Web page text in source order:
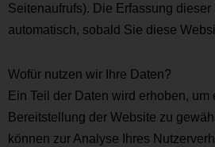
Seitenaufrufs). Die Erfassung dieser
automatisch, sobald Sie diese
Wofür nutzen wir Ihre Daten?
Ein Teil der Daten wird erhoben, um
Bereitstellung der Website zu
können zur Analyse Ihres